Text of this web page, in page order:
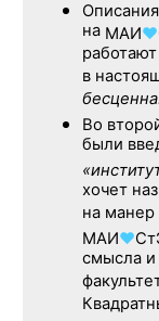
на МАИ♥
в
Во
были
хочет
на манер
МАИ♥
смысла и